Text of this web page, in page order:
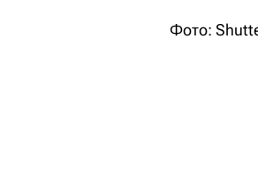
Фото: